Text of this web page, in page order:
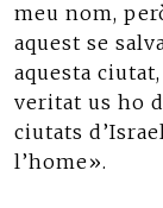
meu nom,
aquest se
aquesta
veritat us ho
ciutats
l’home».